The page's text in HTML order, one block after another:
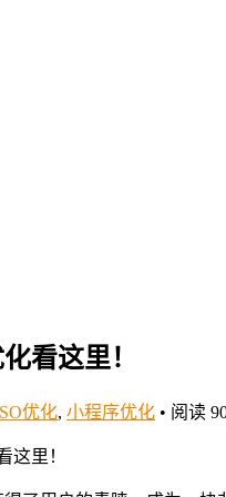
看这里！
优化, 小程序优化 • 阅读